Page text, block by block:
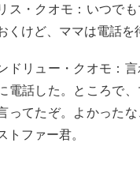
ス・クオモ：いつで
くけど、ママは電話を
ドリュー・クオモ：
電話した。ところで
ってたぞ。よかった
トファー君。